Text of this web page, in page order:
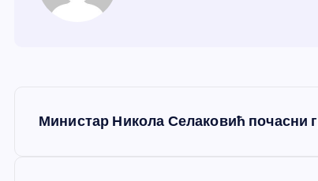
Министар Никола Селаковић почасни